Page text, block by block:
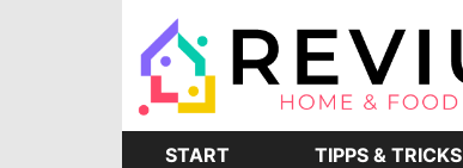
START TIPPS & TRICKS